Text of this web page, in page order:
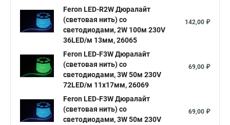
Feron LED-R2W Дюралайт
(световая нить) со
светодиодами, 2W 100м 230V
36LED/м 13мм, 26065
142,00 ₽
Feron LED-F3W Дюралайт
(световая нить) со
светодиодами, 3W 50м 230V
72LED/м 11х17мм, 26069
69,00 ₽
Feron LED-F3W Дюралайт
(световая нить) со
светодиодами, 3W 50м 230V
69,00 ₽